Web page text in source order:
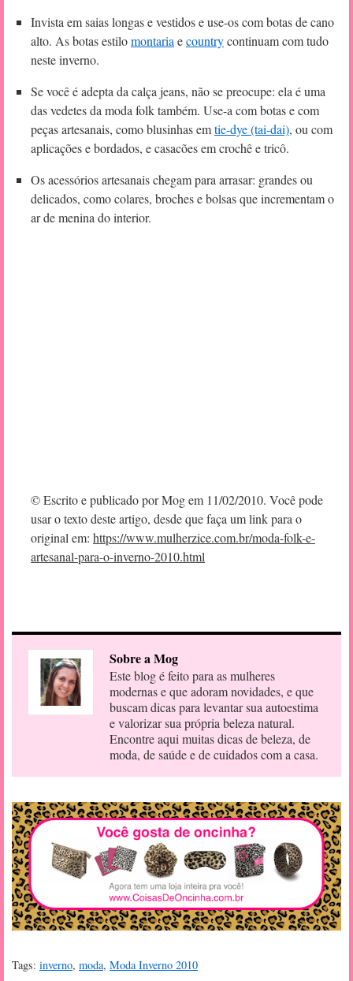
Invista em saias longas e vestidos e use-os com botas de cano
alto. As botas estilomontaria ecountrycontinuam com tudo
neste inverno.
Se você é adepta da calça jeans, não se preocupe: ela é uma
das vedetes da moda folk também. Use-a com botas e com
peças artesanais, como blusinhas emtie-dye (tai-dai), ou com
aplicações e bordados, e casacões em crochê e tricô.
Os acessórios artesanais chegam para arrasar: grandes ou
delicados, como colares, broches e bolsas que incrementam o
ar de menina do interior.
© Escrito e publicado por Mog em 11/02/2010. Você pode
usar o texto deste artigo, desde que faça um link para o
original em: https://www.mulherzice.com.br/moda-folk-e-
artesanal-para-o-inverno-2010.html
Sobre a Mog
Este blog é feito para as mulheres
modernas e que adoram novidades, e que
buscam dicas para levantar sua autoestima
e valorizar sua própria beleza natural.
Encontre aqui muitas dicas de beleza, de
moda, de saúde e de cuidados com a casa.
Tags: inverno, moda, Moda Inverno 2010